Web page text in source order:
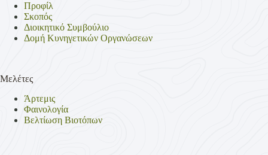
Προφίλ
Σκοπός
Διοικητικό Συμβούλιο
Δομή Κυνηγετικών Οργανώσεων
Μελέτες
Άρτεμις
Φαινολογία
Βελτίωση Βιοτόπων